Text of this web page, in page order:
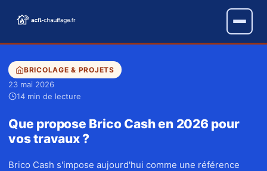
BRICOLAGE & PROJETS
23 mai 2026
14 min de lecture
Que propose Brico Cash en 2026 pour
vos travaux ?
Brico Cash s'impose aujourd'hui comme une référence